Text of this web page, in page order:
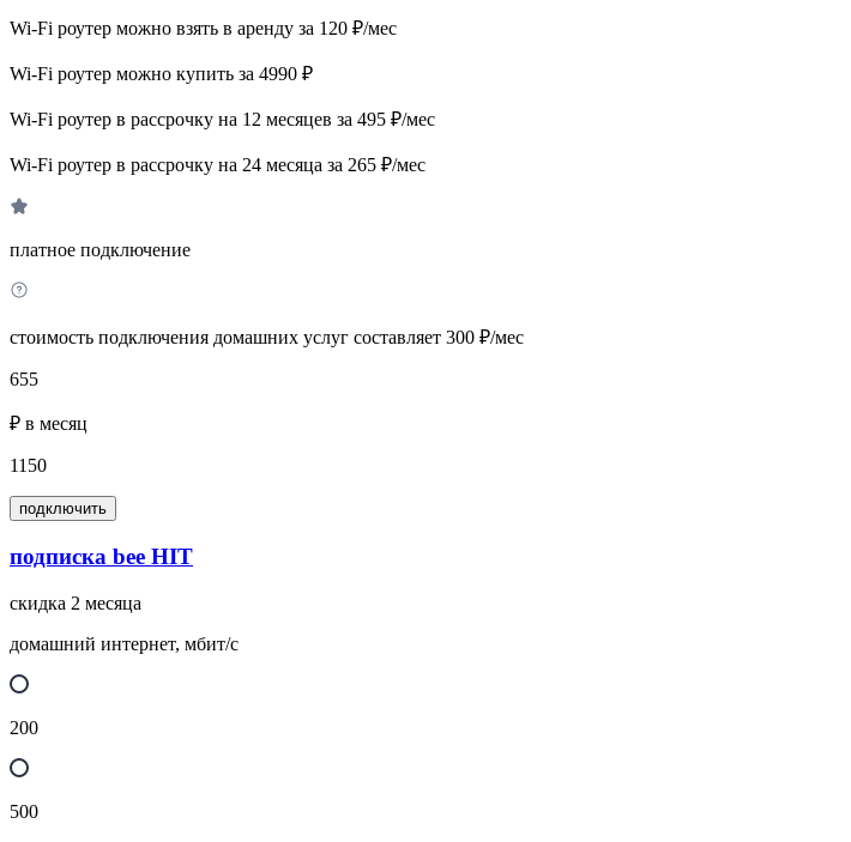
Wi-Fi роутер можно взять в аренду за 120 ₽/мес
Wi-Fi роутер можно купить за 4990 ₽
Wi-Fi роутер в рассрочку на 12 месяцев за 495 ₽/мес
Wi-Fi роутер в рассрочку на 24 месяца за 265 ₽/мес
платное подключение
стоимость подключения домашних услуг составляет 300 ₽/мес
655
₽ в месяц
1150
подключить
подписка bee HIT
скидка 2 месяца
домашний интернет, мбит/с
200
500